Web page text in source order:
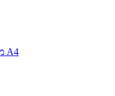
מדפסות לייזר משולבות A4